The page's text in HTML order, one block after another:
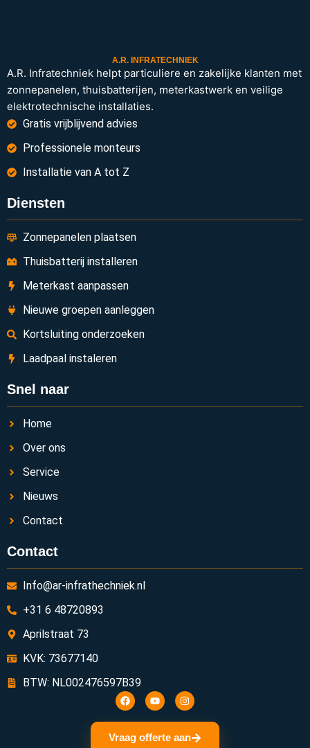
A.R. INFRATECHNIEK
A.R. Infratechniek helpt particuliere en zakelijke klanten met
zonnepanelen, thuisbatterijen, meterkastwerk en veilige
elektrotechnische installaties.
Gratis vrijblijvend advies
Professionele monteurs
Installatie van A tot Z
Diensten
Zonnepanelen plaatsen
Thuisbatterij installeren
Meterkast aanpassen
Nieuwe groepen aanleggen
Kortsluiting onderzoeken
Laadpaal instaleren
Snel naar
Home
Over ons
Service
Nieuws
Contact
Contact
Info@ar-infrathechniek.nl
+31 6 48720893
Aprilstraat 73
KVK: 73677140
BTW: NL002476597B39
Vraag offerte aan